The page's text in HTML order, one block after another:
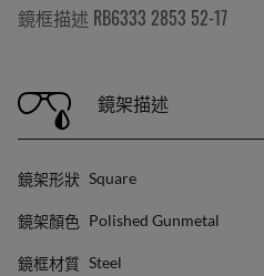
鏡框描述 RB6333 2853 52-17
鏡架描述
鏡架形狀 Square
鏡架顏色 Polished Gunmetal
鏡框材質 Steel